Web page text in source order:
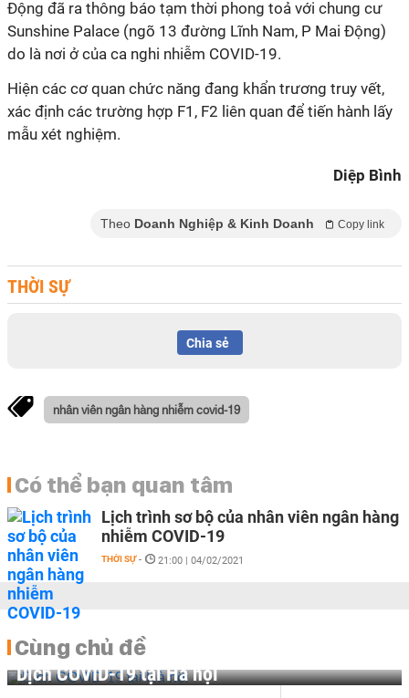
Động đã ra thông báo tạm thời phong toả với chung cư
Sunshine Palace (ngõ 13 đường Lĩnh Nam, P Mai Động)
do là nơi ở của ca nghi nhiễm COVID-19.
Hiện các cơ quan chức năng đang khẩn trương truy vết,
xác định các trường hợp F1, F2 liên quan để tiến hành lấy
mẫu xét nghiệm.
Diệp Bình
Theo Doanh Nghiệp & Kinh Doanh Copy link
THỜI SỰ
Chia sẻ
nhân viên ngân hàng nhiễm covid-19
Có thể bạn quan tâm
Lịch trình sơ bộ của nhân viên ngân hàng
nhiễm COVID-19
THỜI SỰ - 21:00 | 04/02/2021
Cùng chủ đề
Dịch COVID-19 tại Hà nội